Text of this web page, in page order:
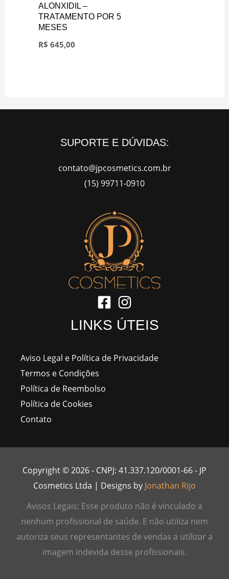
ALONXIDIL –
TRATAMENTO POR 5
MESES
R$ 645,00
SUPORTE E DÚVIDAS:
contato@jpcosmetics.com.br
(15) 99711-0910
LINKS ÚTEIS
Aviso Legal e Política de Privacidade
Termos e Condições
Política de Reembolso
Política de Cookies
Contato
Copyright © 2026 - CNPJ: 41.337.120/0001-66 - JP
Cosmetics Ltda | Designs by Jonathan Rijo
Avisos Legais: Esse produto não é vinculado a
nenhum profissional de saúde. E não utiliza nem
autoriza seus representantes de vendas a utilizar a
imagem indevida desse profissionais.